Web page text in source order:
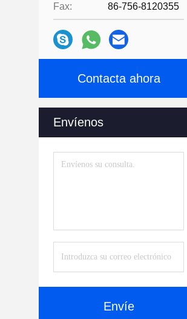
Fax: 86-756-8120355
Contacta ahora
Envíenos
Envíe